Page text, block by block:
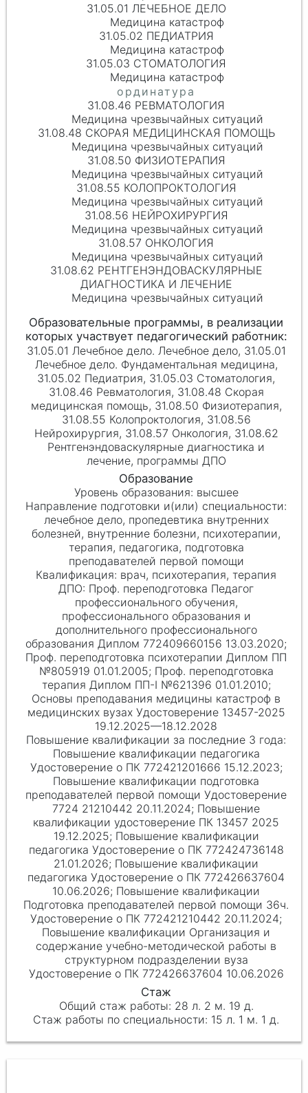
31.05.01 ЛЕЧЕБНОЕ ДЕЛО
Медицина катастроф
31.05.02 ПЕДИАТРИЯ
Медицина катастроф
31.05.03 СТОМАТОЛОГИЯ
Медицина катастроф
31.08.46 РЕВМАТОЛОГИЯ
Медицина чрезвычайных ситуаций
31.08.48 СКОРАЯ МЕДИЦИНСКАЯ ПОМОЩЬ
Медицина чрезвычайных ситуаций
31.08.50 ФИЗИОТЕРАПИЯ
Медицина чрезвычайных ситуаций
31.08.55 КОЛОПРОКТОЛОГИЯ
Медицина чрезвычайных ситуаций
31.08.56 НЕЙРОХИРУРГИЯ
Медицина чрезвычайных ситуаций
31.08.57 ОНКОЛОГИЯ
Медицина чрезвычайных ситуаций
31.08.62 РЕНТГЕНЭНДОВАСКУЛЯРНЫЕ
ДИАГНОСТИКА И ЛЕЧЕНИЕ
Медицина чрезвычайных ситуаций
31.05.01 Лечебное дело. Лечебное дело, 31.05.01
Лечебное дело. Фундаментальная медицина,
31.05.02 Педиатрия, 31.05.03 Стоматология,
31.08.46 Ревматология, 31.08.48 Скорая
медицинская помощь, 31.08.50 Физиотерапия,
31.08.55 Колопроктология, 31.08.56
Нейрохирургия, 31.08.57 Онкология, 31.08.62
Рентгенэндоваскулярные диагностика и
лечение, программы ДПО
высшее
лечебное дело, пропедевтика внутренних
болезней, внутренние болезни, психотерапии,
терапия, педагогика, подготовка
преподавателей первой помощи
врач, психотерапия, терапия
Проф. переподготовка Педагог
профессионального обучения,
профессионального образования и
дополнительного профессионального
образования Диплом 772409660156 13.03.2020;
Проф. переподготовка психотерапии Диплом ПП
№805919 01.01.2005; Проф. переподготовка
терапия Диплом ПП-I №621396 01.01.2010;
Основы преподавания медицины катастроф в
медицинских вузах Удостоверение 13457-2025
19.12.2025—18.12.2028
Повышение квалификации педагогика
Удостоверение о ПК 772421201666 15.12.2023;
Повышение квалификации подготовка
преподавателей первой помощи Удостоверение
7724 21210442 20.11.2024; Повышение
квалификации удостоверение ПК 13457 2025
19.12.2025; Повышение квалификации
педагогика Удостоверение о ПК 772424736148
21.01.2026; Повышение квалификации
педагогика Удостоверение о ПК 772426637604
10.06.2026; Повышение квалификации
Подготовка преподавателей первой помощи 36ч.
Удостоверение о ПК 772421210442 20.11.2024;
Повышение квалификации Организация и
содержание учебно-методической работы в
структурном подразделении вуза
Удостоверение о ПК 772426637604 10.06.2026
28 л. 2 м. 19 д.
15 л. 1 м. 1 д.